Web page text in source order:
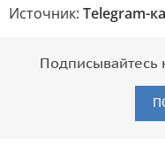
Источник: Telegram-
Подписывайтесь